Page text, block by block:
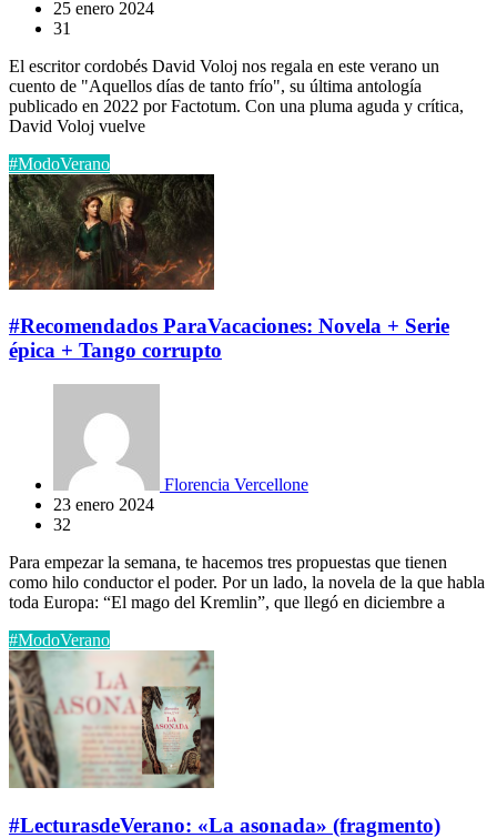
25 enero 2024
31
El escritor cordobés David Voloj nos regala en este verano un
cuento de "Aquellos días de tanto frío", su última antología
publicado en 2022 por Factotum. Con una pluma aguda y crítica,
David Voloj vuelve
#ModoVerano
#Recomendados ParaVacaciones: Novela + Serie
épica + Tango corrupto
Florencia Vercellone
23 enero 2024
32
Para empezar la semana, te hacemos tres propuestas que tienen
como hilo conductor el poder. Por un lado, la novela de la que habla
toda Europa: “El mago del Kremlin”, que llegó en diciembre a
#ModoVerano
#LecturasdeVerano: «La asonada» (fragmento)